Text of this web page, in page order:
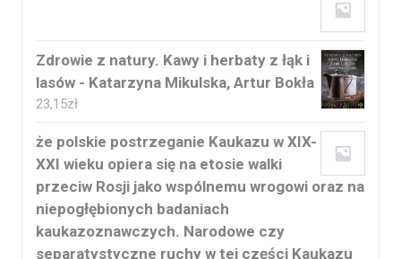
Zdrowie z natury. Kawy i herbaty z łąk i
lasów - Katarzyna Mikulska, Artur Bokła
23,15zł
że polskie postrzeganie Kaukazu w XIX-
XXI wieku opiera się na etosie walki
przeciw Rosji jako wspólnemu wrogowi oraz na
niepogłębionych badaniach
kaukazoznawczych. Narodowe czy
separatystyczne ruchy w tej części Kaukazu